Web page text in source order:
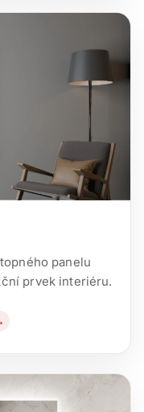
panelu
prvek interiéru.